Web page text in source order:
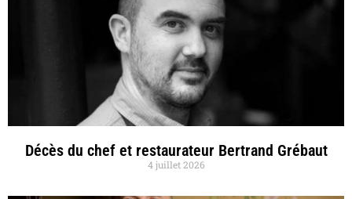
Décès du chef et restaurateur Bertrand Grébaut
4 juillet 2026